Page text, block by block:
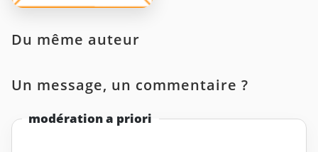
Du même auteur
Un message, un commentaire ?
modération a priori